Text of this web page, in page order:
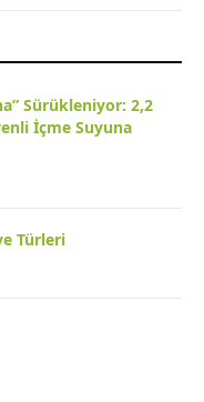
Sürükleniyor: 2,2
İçme Suyuna
Türleri